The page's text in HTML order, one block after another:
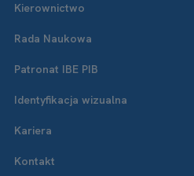
Kierownictwo
Rada Naukowa
Patronat IBE PIB
Identyfikacja wizualna
Kariera
Kontakt